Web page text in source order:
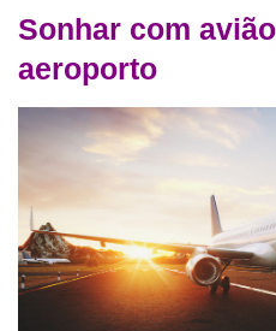
Sonhar com
aeroporto